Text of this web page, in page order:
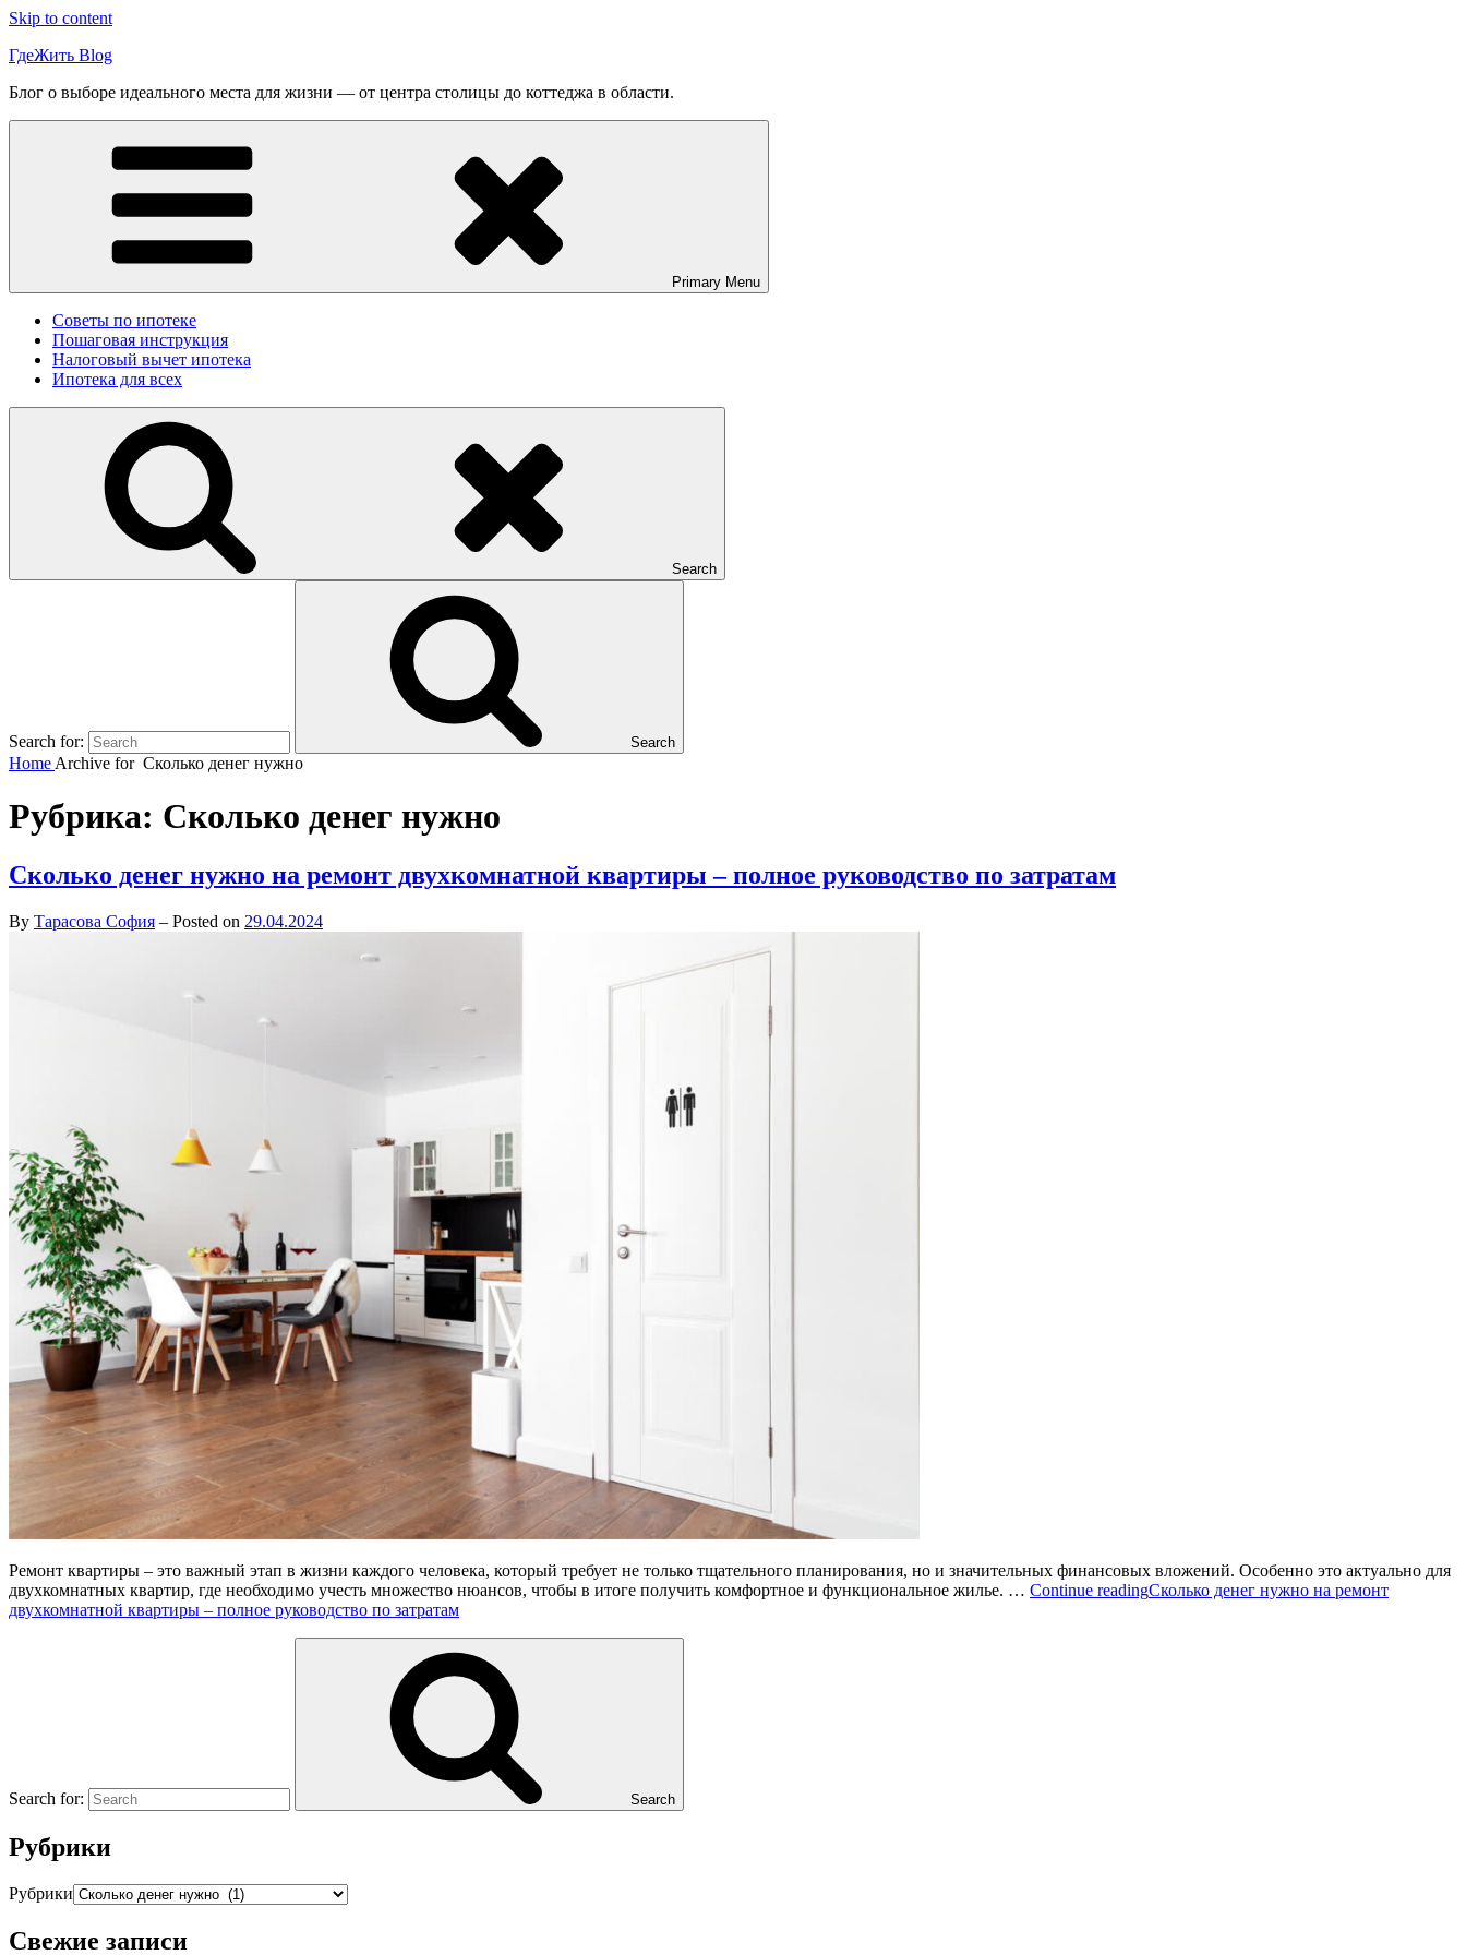
Skip to content
ГдеЖить Blog
Блог о выборе идеального места для жизни — от центра столицы до коттеджа в области.
Primary Menu
Советы по ипотеке
Пошаговая инструкция
Налоговый вычет ипотека
Ипотека для всех
Search
Search for: Search
Home Archive for Сколько денег нужно
Рубрика: Сколько денег нужно
Сколько денег нужно на ремонт двухкомнатной квартиры – полное руководство по затратам
By Тарасова София – Posted on 29.04.2024
Ремонт квартиры – это важный этап в жизни каждого человека, который требует не только тщательного планирования, но и значительных финансовых вложений. Особенно это актуально для
двухкомнатных квартир, где необходимо учесть множество нюансов, чтобы в итоге получить комфортное и функциональное жилье. … Continue readingСколько денег нужно на ремонт
двухкомнатной квартиры – полное руководство по затратам
Search for: Search
Рубрики
Рубрики
Свежие записи